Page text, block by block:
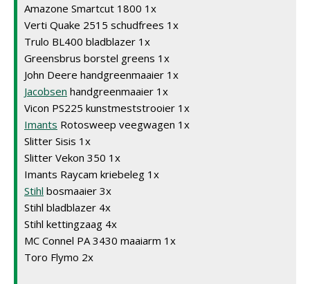
Amazone Smartcut 1800 1x
Verti Quake 2515 schudfrees 1x
Trulo BL400 bladblazer 1x
Greensbrus borstel greens 1x
John Deere handgreenmaaier 1x
Jacobsen handgreenmaaier 1x
Vicon PS225 kunstmeststrooier 1x
Imants Rotosweep veegwagen 1x
Slitter Sisis 1x
Slitter Vekon 350 1x
Imants Raycam kriebeleg 1x
Stihl bosmaaier 3x
Stihl bladblazer 4x
Stihl kettingzaag 4x
MC Connel PA 3430 maaiarm 1x
Toro Flymo 2x